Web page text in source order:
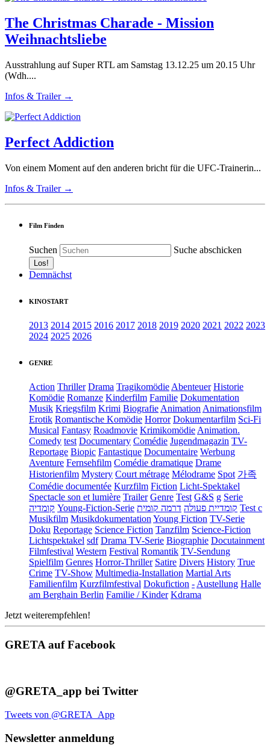
The Christmas Charade - Mission
Weihnachtsliebe
Ausstrahlung auf Super RTL am Samstag 13.12.25 um 20.15 Uhr
(Wdh....
Infos & Trailer →
Perfect Addiction
Von einem Moment auf den anderen bricht für die UFC-Trainerin...
Infos & Trailer →
Film Finden
Suchen Suche abschicken
Demnächst
KINOSTART
2013 2014 2015 2016 2017 2018 2019 2020 2021 2022 2023
2024 2025 2026
GENRE
Action Thriller Drama Tragikomödie Abenteuer Historie
Komödie Romanze Kinderfilm Familie Dokumentation
Musik Kriegsfilm Krimi Biografie Animation Animationsfilm
Erotik Romantische Komödie Horror Dokumentarfilm Sci-Fi
Musical Fantasy Roadmovie Krimikomödie Animation.
Comedy test Documentary Comédie Jugendmagazin TV-
Reportage Biopic Fantastique Documentaire Werbung
Aventure Fernsehfilm Comédie dramatique Drame
Historienfilm Mystery Court métrage Mélodrame Spot 가족
Comédie documentée Kurzfilm Fiction Licht-Spektakel
Spectacle son et lumière Trailer Genre Test G&S g Serie
קומדיה Young-Fiction-Serie קומדיית פעולה דרמה קומית
Test c
Musikfilm Musikdokumentation Young Fiction TV-Serie
Doku Reportage Science Fiction Tanzfilm Science-Fiction
Lichtspektakel sdf Drama TV-Serie Biographie Docutainment
Filmfestival Western Festival Romantik TV-Sendung
Spielfilm Genres Horror-Thriller Satire Divers History True
Crime TV-Show Multimedia-Installation Martial Arts
Familienfilm Kurzfilmfestival Dokufiction - Austellung Halle
am Berghain Berlin Familie / Kinder Kdrama
Jetzt weiterempfehlen!
GRETA auf Facebook
@GRETA_app bei Twitter
Tweets von @GRETA_App
Newsletter anmeldung